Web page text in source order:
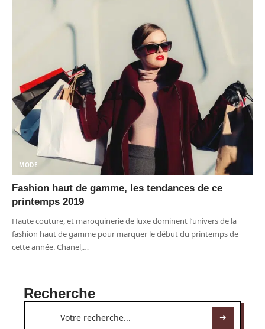
MODE
Fashion haut de gamme, les tendances de ce
printemps 2019
Haute couture, et maroquinerie de luxe dominent l’univers de la
fashion haut de gamme pour marquer le début du printemps de
cette année. Chanel,…
Recherche